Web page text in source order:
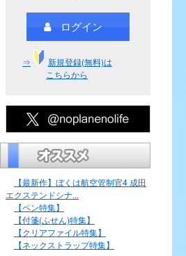
ログイン
⇒
新規登録(無料)は
こちらから
【最新作】ぼくは航空管制官4 成田
エクステンドシナ...
【ペン特集】
【付箋(ふせん)特集】
【クリアファイル特集】
【ネックストラップ特集】